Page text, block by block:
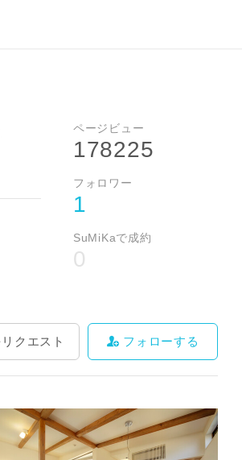
ページビュー
178225
フォロワー
1
SuMiKaで成約
0
クエスト フォローする